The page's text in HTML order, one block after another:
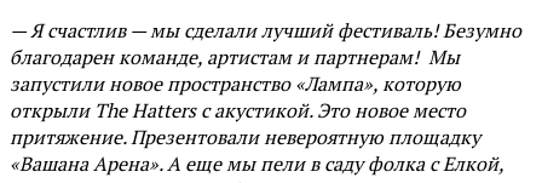
— Я счастлив — мы сделали лучший фестиваль! Безумно
благодарен команде, артистам и партнерам! Мы
запустили новое пространство «Лампа», которую
открыли The Hatters с акустикой. Это новое место
притяжение. Презентовали невероятную площадку
«Вашана Арена». А еще мы пели в саду фолка с Елкой,